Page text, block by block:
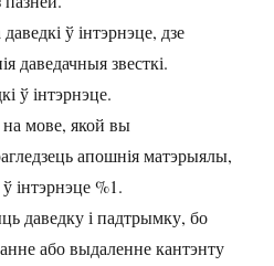
ў інтэрнэце, дзе
даведачныя звесткі.
ў інтэрнэце.
на мове, якой вы
апошнія матэрыялы,
ў інтэрнэце %1.
даведку і падтрымку, бо
або выдаленне кантэнту